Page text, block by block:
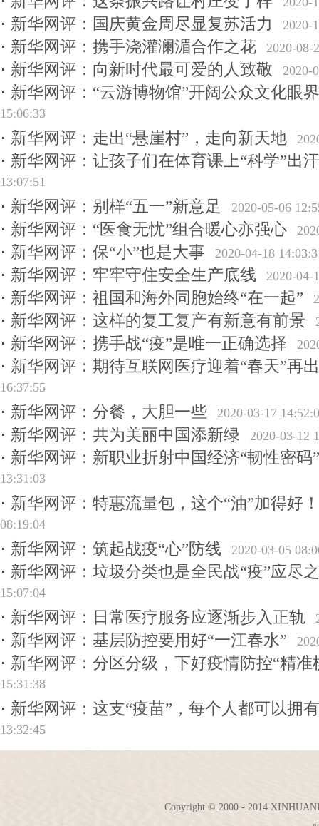
新华网评：国庆黄金周尽显复苏活力 2020-
新华网评：携手浇灌澜湄合作之花 2020-08-
新华网评：向新时代最可爱的人致敬 2020-
新华网评：“云游博物馆”开阔公众文化眼界
15:06:33
新华网评：走出“悬崖村”，走向新天地
新华网评：让孩子们在体育课上“科学”出汗
13:07:51
新华网评：别样“五一”新意足
2020-05-06
新华网评：“医食无忧”组合暖心亦强心
新华网评：保“小”也是大事 2020-04-18
新华网评：牢牢守住安全生产底线 2020-04-
新华网评：祖国和海外同胞始终“在一起”
新华网评：这样的复工复产有新意有前景
新华网评：携手战“疫”是唯一正确选择
新华网评：期待互联网医疗迎着“春天”再
16:37:55
新华网评：分餐，大胆一些
2020-03-17
新华网评：共为美丽中国添新绿 2020-03-12
新华网评：新职业折射中国经济“韧性密码”
13:31:03
新华网评：特惠流量包，这个“油”加得好！
08:19:04
新华网评：筑起战疫“心”防线
2020-03-05
新华网评：垃圾分类也是全民战“疫”应尽
15:07:04
新华网评：日常医疗服务应逐渐步入正轨
新华网评：基层防控要用好“一江春水”
新华网评：分区分级，下好疫情防控“精准
15:31:38
新华网评：这支“疫苗”，每个人都可以拥有
13:32:45
Copyright © 2000 - 2014